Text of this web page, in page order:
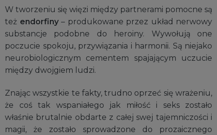
W tworzeniu się więzi między partnerami pomocne są
też endorfiny– produkowane przez układ nerwowy
substancje podobne do heroiny. Wywołują one
poczucie spokoju, przywiązania i harmonii. Są niejako
neurobiologicznym cementem spajającym uczucie
między dwojgiem ludzi.
Znając wszystkie te fakty, trudno oprzeć się wrażeniu,
że coś tak wspaniałego jak miłość i seks zostało
właśnie brutalnie obdarte z całej swej tajemniczości i
magii, że zostało sprowadzone do prozaicznego